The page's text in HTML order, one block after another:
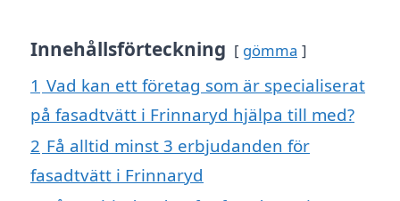
Innehållsförteckning gömma
1 Vad kan ett företag som är specialiserat
på fasadtvätt i Frinnaryd hjälpa till med?
2 Få alltid minst 3 erbjudanden för
fasadtvätt i Frinnaryd